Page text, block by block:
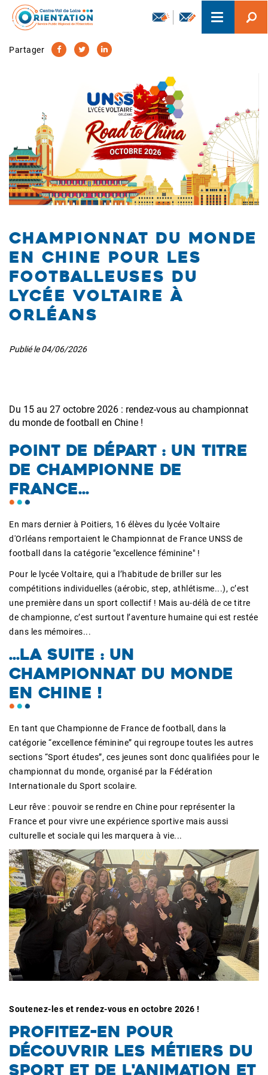
Aller
contenu
principal
Toggle
navigation
Partager
Championnat du monde
en Chine pour les
footballeuses du
lycée Voltaire à
Orléans
Publié le04/06/2026
Du 15 au 27 octobre 2026 : rendez-vous au championnat
du monde de football en Chine !
POINT DE DÉPART : UN TITRE
DE CHAMPIONNE DE
FRANCE...
En mars dernier à Poitiers, 16 élèves du lycée Voltaire
d'Orléans remportaient le Championnat de France UNSS de
football dans la catégorie "excellence féminine" !
Pour le lycée Voltaire, qui a l’habitude de briller sur les
compétitions individuelles (aérobic, step, athlétisme...), c’est
une première dans un sport collectif ! Mais au-délà de ce titre
de championne, c’est surtout l’aventure humaine qui est restée
dans les mémoires...
...LA SUITE : UN
CHAMPIONNAT DU MONDE
EN CHINE !
En tant que Championne de France de football, dans la
catégorie “excellence féminine” qui regroupe toutes les autres
sections “Sport études”, ces jeunes sont donc qualifiées pour le
championnat du monde, organisé par la Fédération
Internationale du Sport scolaire.
Leur rêve : pouvoir se rendre en Chine pour représenter la
France et pour vivre une expérience sportive mais aussi
culturelle et sociale qui les marquera à vie...
Soutenez-les et rendez-vous en octobre 2026 !
PROFITEZ-EN POUR
DÉCOUVRIR LES MÉTIERS DU
SPORT ET DE L'ANIMATION ET